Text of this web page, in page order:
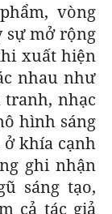
vòng
sự mở rộng
xuất hiện
nhau như
nhạc
hình sáng
ở khía cạnh
ghi nhận
sáng tạo,
cả tác giả